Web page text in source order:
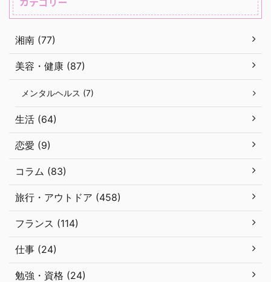
湘南 (77)
美容・健康 (87)
メンタルヘルス (7)
生活 (64)
恋愛 (9)
コラム (83)
旅行・アウトドア (458)
フランス (114)
仕事 (24)
勉強・資格 (24)